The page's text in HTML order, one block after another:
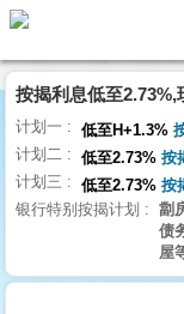
代
理
主
页
搵
楼/
交
按揭利息低至2.73%,
计划一 低至H+1.3%
计划二 低至2.73% 按
计划三 低至2.73% 按
银行特别按揭计划
劏
债
屋